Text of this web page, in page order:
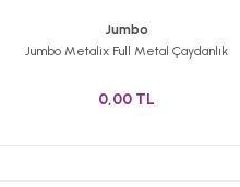
Jumbo
Jumbo Metalix Full Metal Çaydanlık
0,00 TL